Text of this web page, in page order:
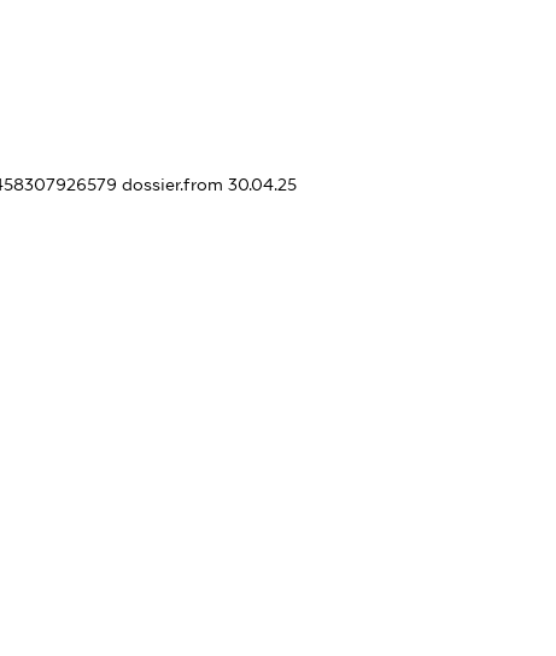
dossier.from 30.04.25